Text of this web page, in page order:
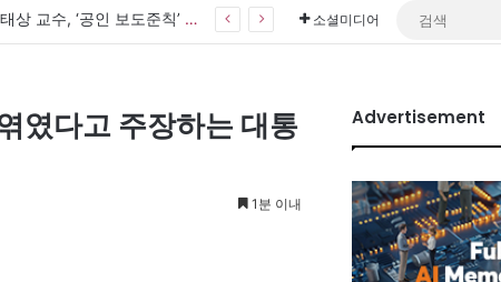
공인 명예훼손 판결 첫 실증분석…김재형·권태상 교수, ‘공인 보도준칙’ 제안도 소셜미디어
였다고 주장하는 대통
1분 이내
Advertisement